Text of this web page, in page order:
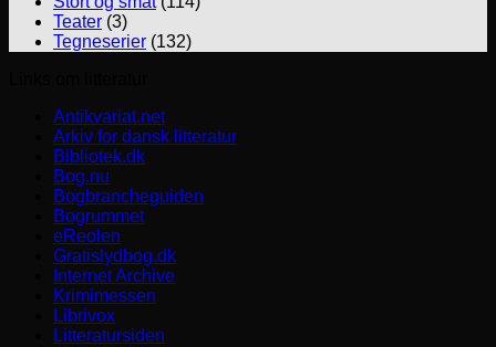
Teater (3)
Tegneserier (132)
Antikvariat.net
Arkiv for dansk litteratur
Bibliotek.dk
Bog.nu
Bogbrancheguiden
Bogrummet
eReolen
Gratislydbog.dk
Internet Archive
Krimimessen
Librivox
Litteratursiden